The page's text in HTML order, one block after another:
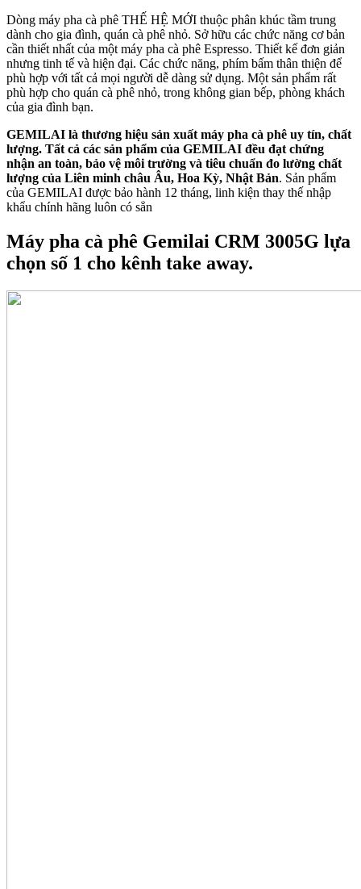
Dòng máy pha cà phê THẾ HỆ MỚI thuộc phân khúc tầm trung
dành cho gia đình, quán cà phê nhỏ. Sở hữu các chức năng cơ bản
cần thiết nhất của một máy pha cà phê Espresso. Thiết kế đơn giản
nhưng tinh tế và hiện đại. Các chức năng, phím bấm thân thiện để
phù hợp với tất cả mọi người dễ dàng sử dụng. Một sản phẩm rất
phù hợp cho quán cà phê nhỏ, trong không gian bếp, phòng khách
của gia đình bạn.
GEMILAI là thương hiệu sản xuất máy pha cà phê uy tín, chất
lượng. Tất cả các sản phẩm của GEMILAI đều đạt chứng
nhận an toàn, bảo vệ môi trường và tiêu chuẩn đo lường chất
lượng của Liên minh châu Âu, Hoa Kỳ, Nhật Bản. Sản phẩm
của GEMILAI được bảo hành 12 tháng, linh kiện thay thế nhập
khẩu chính hãng luôn có sẳn
Máy pha cà phê Gemilai CRM 3005G lựa
chọn số 1 cho kênh take away.